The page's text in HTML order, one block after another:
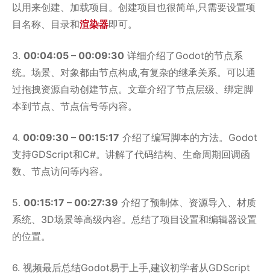
以用来创建、加载项目。创建项目也很简单,只需要设置项
目名称、目录和渲染器即可。
3. 00:04:05 – 00:09:30 详细介绍了Godot的节点系
统。场景、对象都由节点构成,有复杂的继承关系。可以通
过拖拽资源自动创建节点。文章介绍了节点层级、绑定脚
本到节点、节点信号等内容。
4. 00:09:30 – 00:15:17 介绍了编写脚本的方法。Godot
支持GDScript和C#。讲解了代码结构、生命周期回调函
数、节点访问等内容。
5. 00:15:17 – 00:27:39 介绍了预制体、资源导入、材质
系统、3D场景等高级内容。总结了项目设置和编辑器设置
的位置。
6. 视频最后总结Godot易于上手,建议初学者从GDScript